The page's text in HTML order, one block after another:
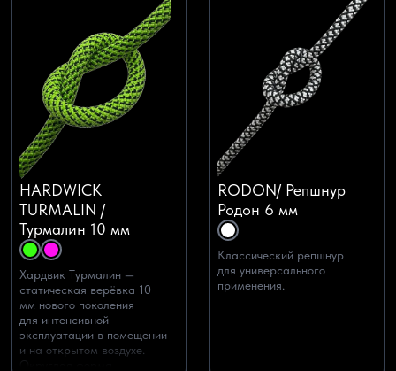
HARDWICK
TURMALIN /
Турмалин 10 мм
Хардвик Турмалин —
статическая верёвка 10
мм нового поколения
для интенсивной
эксплуатации в помещении
и на открытом воздухе.
RODON/ Репшнур
Родон 6 мм
Классический репшнур
для универсального
применения.